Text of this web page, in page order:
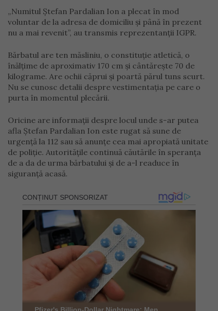
„Numitul Ștefan Pardalian Ion a plecat în mod
voluntar de la adresa de domiciliu și până în prezent
nu a mai revenit”, au transmis reprezentanții IGPR.
Bărbatul are ten măsliniu, o constituție atletică, o
înălțime de aproximativ 170 cm și cântărește 70 de
kilograme. Are ochii căprui și poartă părul tuns scurt.
Nu se cunosc detalii despre vestimentația pe care o
purta în momentul plecării.
Oricine are informații despre locul unde s-ar putea
afla Ștefan Pardalian Ion este rugat să sune de
urgență la 112 sau să anunțe cea mai apropiată unitate
de poliție. Autoritățile continuă căutările în speranța
de a da de urma bărbatului și de a-l readuce în
siguranță acasă.